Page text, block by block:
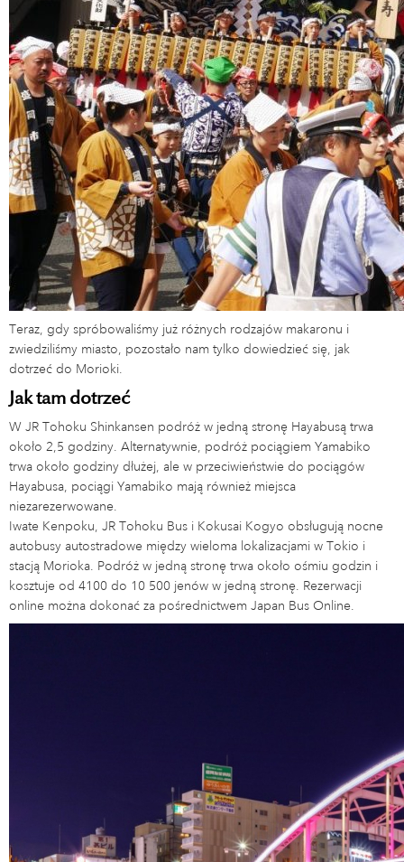
Teraz, gdy spróbowaliśmy już różnych rodzajów makaronu i
zwiedziliśmy miasto, pozostało nam tylko dowiedzieć się, jak
dotrzeć do Morioki.
Jak tam dotrzeć
W JR Tohoku Shinkansen podróż w jedną stronę Hayabusą trwa
około 2,5 godziny. Alternatywnie, podróż pociągiem Yamabiko
trwa około godziny dłużej, ale w przeciwieństwie do pociągów
Hayabusa, pociągi Yamabiko mają również miejsca
niezarezerwowane.
Iwate Kenpoku, JR Tohoku Bus i Kokusai Kogyo obsługują nocne
autobusy autostradowe między wieloma lokalizacjami w Tokio i
stacją Morioka. Podróż w jedną stronę trwa około ośmiu godzin i
kosztuje od 4100 do 10 500 jenów w jedną stronę. Rezerwacji
online można dokonać za pośrednictwem Japan Bus Online.